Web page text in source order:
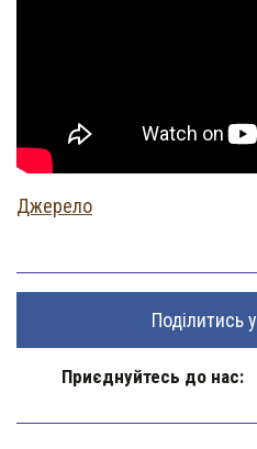
Джерело
Поділитись у
Приєднуйтесь до нас: